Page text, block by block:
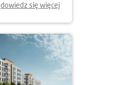
dowiedz się więcej